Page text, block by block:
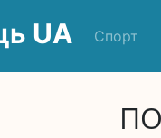
UA Спорт